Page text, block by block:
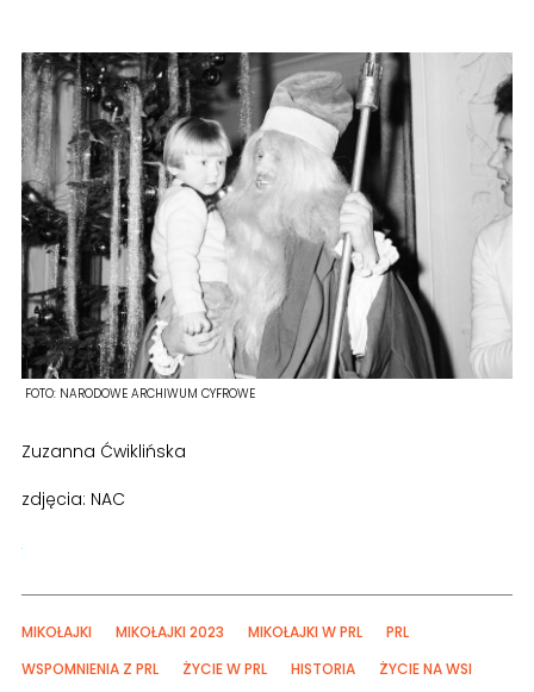
FOTO: NARODOWE ARCHIWUM CYFROWE
Zuzanna Ćwiklińska
zdjęcia: NAC
MIKOŁAJKI MIKOŁAJKI 2023 MIKOŁAJKI W PRL
PRL
WSPOMNIENIA Z PRL
ŻYCIE W PRL HISTORIA ŻYCIE NA WSI